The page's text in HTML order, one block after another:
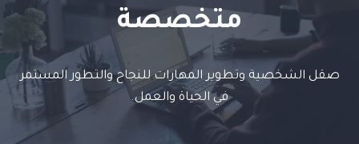
متخصصة
صقل الشخصية وتطوير المهارات للنجاح والتطور المستمر
في الحياة والعمل.